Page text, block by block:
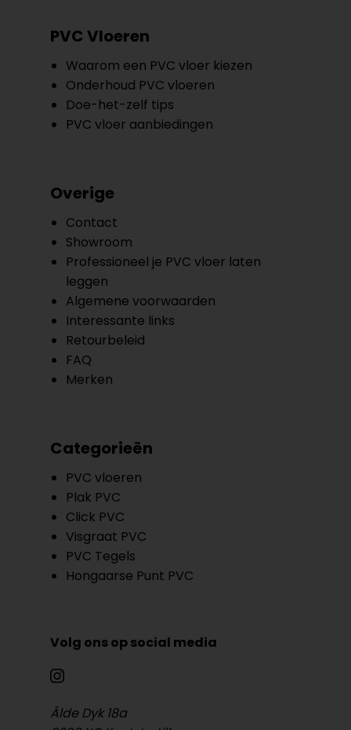
PVC Vloeren
Waarom een PVC vloer kiezen
Onderhoud PVC vloeren
Doe-het-zelf tips
PVC vloer aanbiedingen
Overige
Contact
Showroom
Professioneel je PVC vloer laten
leggen
Algemene voorwaarden
Interessante links
Retourbeleid
FAQ
Merken
Categorieën
PVC vloeren
Plak PVC
Click PVC
Visgraat PVC
PVC Tegels
Hongaarse Punt PVC
Volg ons op social media
Âlde Dyk 18a